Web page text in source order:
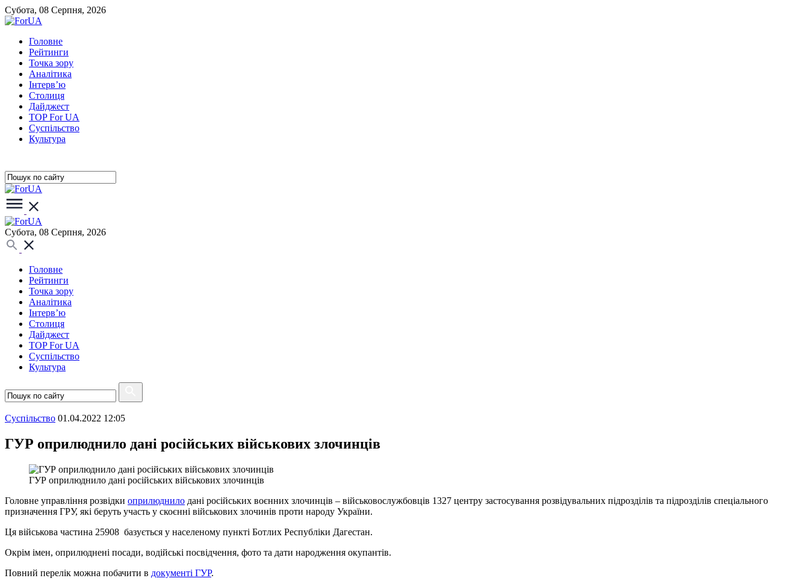
Субота, 08 Серпня, 2026
Головне
Рейтинги
Точка зору
Аналітика
Інтерв’ю
Столиця
Дайджест
TOP For UA
Суспiльство
Культура
Субота, 08 Серпня, 2026
Головне
Рейтинги
Точка зору
Аналітика
Інтерв’ю
Столиця
Дайджест
TOP For UA
Суспiльство
Культура
Суспiльство 01.04.2022 12:05
ГУР оприлюднило дані російських військових злочинців
ГУР оприлюднило дані російських військових злочинців
Головне управління розвідки оприлюднило дані російських воєнних злочинців – військовослужбовців 1327 центру застосування розвідувальних підрозділів та підрозділів спеціального
призначення ГРУ, які беруть участь у скоєнні військових злочинів проти народу України.
Ця військова частина 25908 базується у населеному пункті Ботлих Республіки Дагестан.
Окрім імен, оприлюднені посади, водійські посвідчення, фото та дати народження окупантів.
Повний перелік можна побачити в документі ГУР.